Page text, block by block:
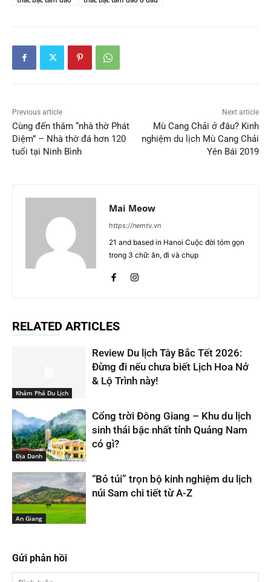
Previous article
Cùng đến thăm “nhà thờ Phát
Diệm” – Nhà thờ đá hơn 120
tuổi tại Ninh Bình
Next article
Mù Cang Chải ở đâu? Kinh
nghiệm du lịch Mù Cang Chải
Yên Bái 2019
Mai Meow
https://nemtv.vn
21 and based in Hanoi Cuộc đời tóm gọn
trong 3 chữ: ăn, đi và chụp
RELATED ARTICLES
Khám Phá Du Lịch
Review Du lịch Tây Bắc Tết 2026:
Đừng đi nếu chưa biết Lịch Hoa Nở
& Lộ Trình này!
Địa Danh
Cổng trời Đông Giang – Khu du lịch
sinh thái bậc nhất tỉnh Quảng Nam
có gì?
An Giang
“Bỏ túi” trọn bộ kinh nghiệm du lịch
núi Sam chi tiết từ A-Z
Gửi phản hồi